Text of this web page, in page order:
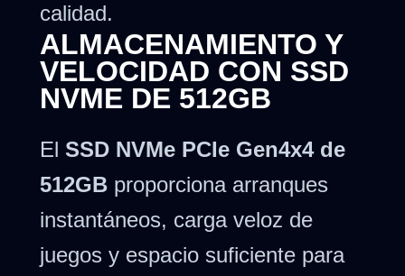
calidad.
ALMACENAMIENTO Y
VELOCIDAD CON SSD
NVME DE 512GB
El SSD NVMe PCIe Gen4x4 de
512GB proporciona arranques
instantáneos, carga veloz de
juegos y espacio suficiente para